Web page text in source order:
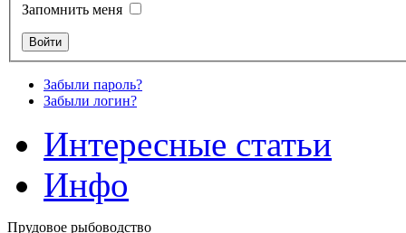
Запомнить меня
Забыли пароль?
Забыли логин?
Интересные статьи
Инфо
Прудовое рыбоводство